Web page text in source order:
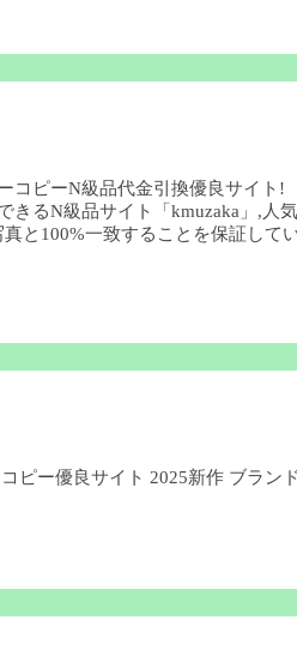
コピーN級品代金引換優良サイト!
きるN級品サイト「kmuzaka」,
と100%一致することを保証し
ピー優良サイト 2025新作 ブラ